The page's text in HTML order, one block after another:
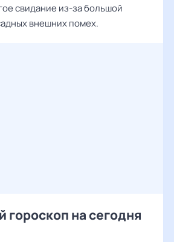
свидание из-за большой
внешних помех.
гороскоп на сегодня